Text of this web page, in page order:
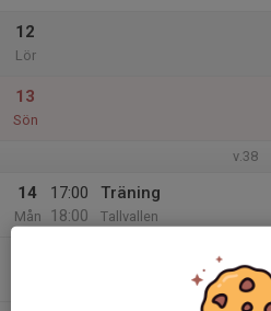
12
Lör
13
Sön
v.38
14
Mån
17:00
18:00
Träning
Tallvallen